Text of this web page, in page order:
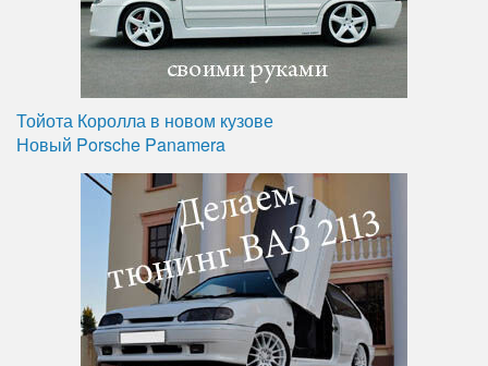
Тойота Королла в новом кузове
Новый Porsche Panamera